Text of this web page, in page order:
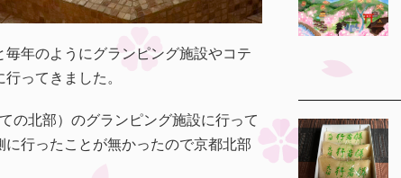
年のようにグランピング施設やコテ
ってきました。
の北部）のグランピング施設に行って
行ったことが無かったので京都北部